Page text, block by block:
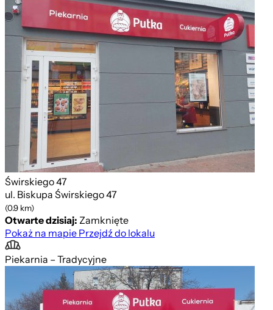
Świrskiego 47
ul. Biskupa Świrskiego 47
(0.9 km)
Otwarte dzisiaj: Zamknięte
Pokaż na mapiePrzejdź do lokalu
Piekarnia – Tradycyjne